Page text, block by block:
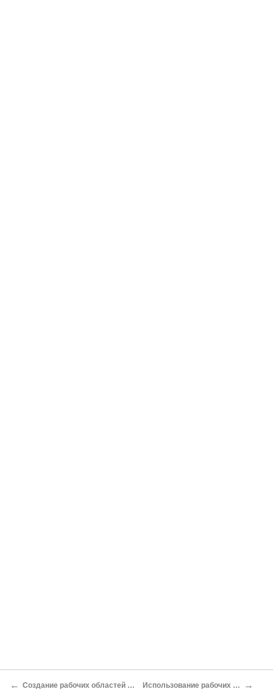
← Создание рабочих областей для собраний из Outlook 2007 Использование рабочих процессов в Outlook 2007 →